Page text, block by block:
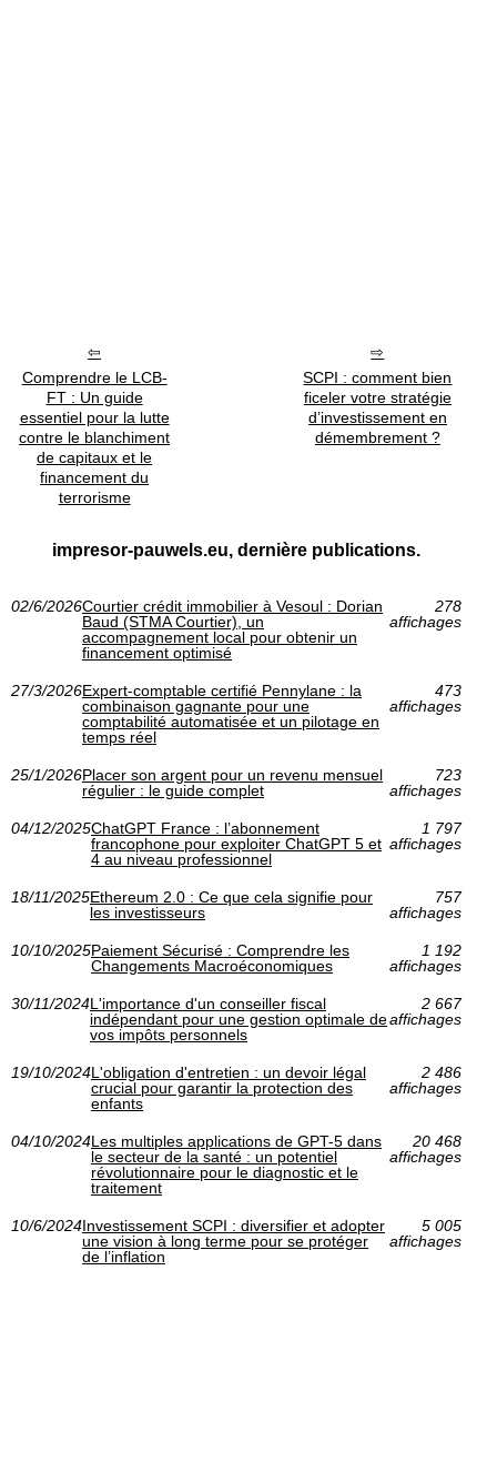
Comprendre le LCB-
FT : Un guide
essentiel pour la lutte
contre le blanchiment
de capitaux et le
financement du
terrorisme
SCPI : comment bien
ficeler votre stratégie
d’investissement en
démembrement ?
impresor-pauwels.eu, dernière publications.
02/6/2026Courtier crédit immobilier à Vesoul : Dorian
Baud (STMA Courtier), un
accompagnement local pour obtenir un
financement optimisé
278
affichages
27/3/2026Expert-comptable certifié Pennylane : la
combinaison gagnante pour une
comptabilité automatisée et un pilotage en
temps réel
473
affichages
25/1/2026Placer son argent pour un revenu mensuel
régulier : le guide complet
723
affichages
04/12/2025ChatGPT France : l’abonnement
francophone pour exploiter ChatGPT 5 et
4 au niveau professionnel
1 797
affichages
18/11/2025Ethereum 2.0 : Ce que cela signifie pour
les investisseurs
757
affichages
10/10/2025Paiement Sécurisé : Comprendre les
Changements Macroéconomiques
1 192
affichages
30/11/2024L'importance d'un conseiller fiscal
indépendant pour une gestion optimale de
vos impôts personnels
2 667
affichages
19/10/2024L'obligation d'entretien : un devoir légal
crucial pour garantir la protection des
enfants
2 486
affichages
04/10/2024Les multiples applications de GPT-5 dans
le secteur de la santé : un potentiel
révolutionnaire pour le diagnostic et le
traitement
20 468
affichages
10/6/2024Investissement SCPI : diversifier et adopter
une vision à long terme pour se protéger
de l’inflation
5 005
affichages